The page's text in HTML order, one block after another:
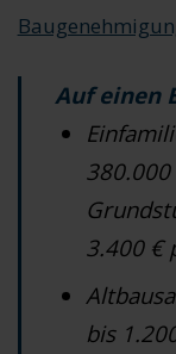
Auf einen
3.400 €
bis